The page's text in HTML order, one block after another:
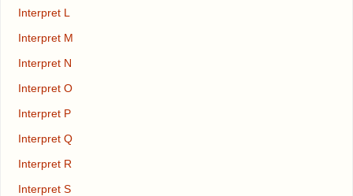
Interpret L
Interpret M
Interpret N
Interpret O
Interpret P
Interpret Q
Interpret R
Interpret S